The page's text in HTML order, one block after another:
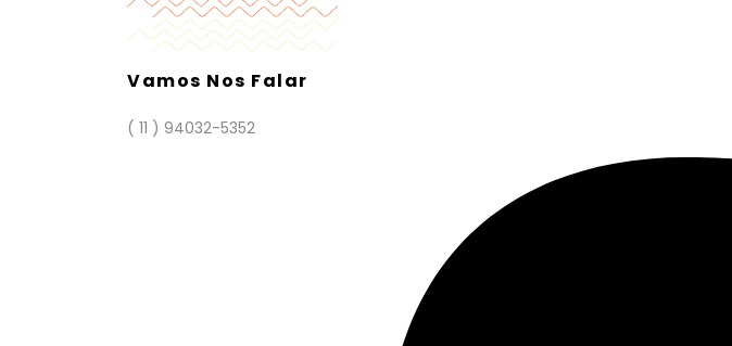
Vamos Nos Falar
( 11 ) 94032-5352